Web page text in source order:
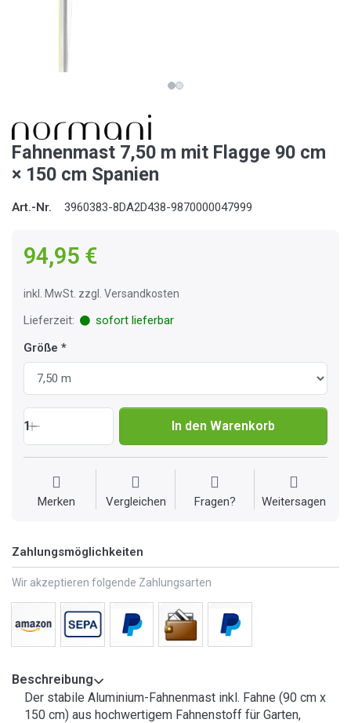
Fahnenmast 7,50 m mit Flagge 90 cm
× 150 cm Spanien
Art.-Nr. 3960383-8DA2D438-9870000047999
94,95 €
inkl. MwSt. zzgl. Versandkosten
Lieferzeit:
sofort lieferbar
Größe
1 In den Warenkorb
Merken Vergleichen Fragen? Weitersagen
Zahlungsmöglichkeiten
Wir akzeptieren folgende Zahlungsarten
Beschreibung
Der stabile Aluminium-Fahnenmast inkl. Fahne (90 cm x
150 cm) aus hochwertigem Fahnenstoff für Garten,